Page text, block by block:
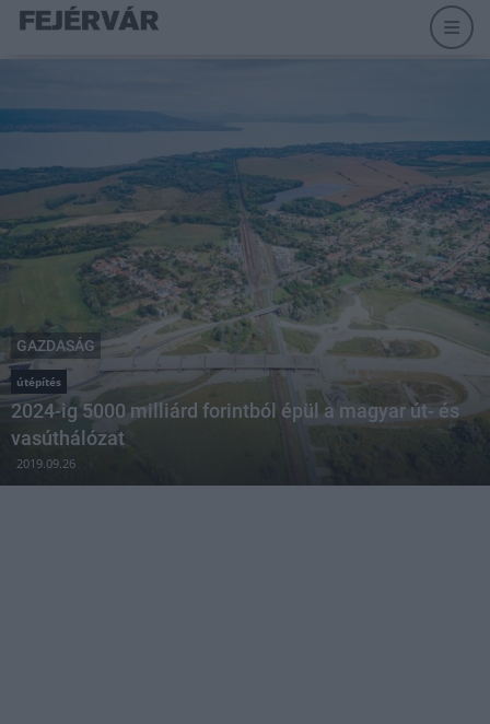
GAZDASÁG
útépítés
2024-ig 5000 milliárd forintból épül a magyar út- és
vasúthálózat
2019.09.26